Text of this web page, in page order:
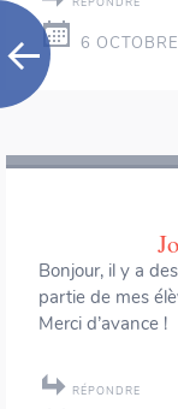
6
Bonjour, il y a
partie de mes
Merci d’avance !
RÉPONDRE